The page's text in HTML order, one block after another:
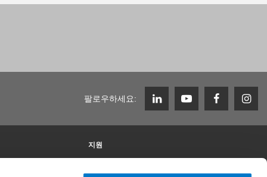
팔로우하세요:
지원
Zimmer Group에서의 근무
채용 정보